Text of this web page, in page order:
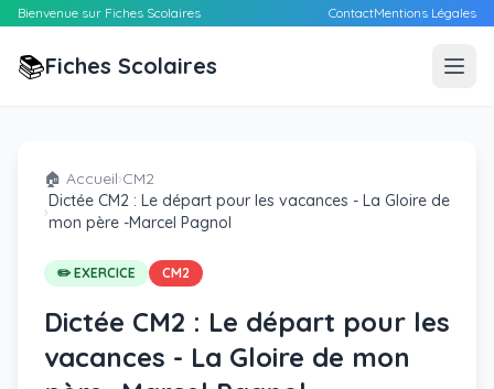
Bienvenue sur Fiches Scolaires ContactMentions Légales
📚Fiches Scolaires
🏠 Accueil›CM2
›
Dictée CM2 : Le départ pour les vacances - La Gloire de
mon père -Marcel Pagnol
✏️ EXERCICE CM2
Dictée CM2 : Le départ pour les
vacances - La Gloire de mon